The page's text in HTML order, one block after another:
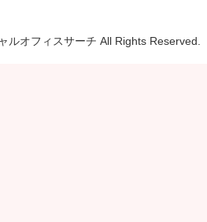
オフィスサーチ All Rights Reserved.